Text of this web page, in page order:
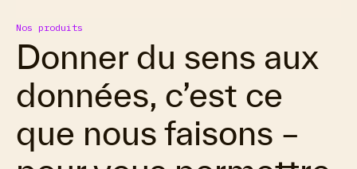
Nos produits
Donner du sens aux
données, c’est ce
que nous faisons –